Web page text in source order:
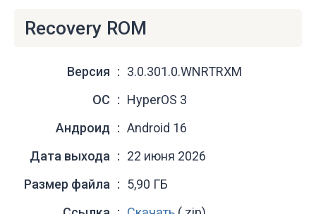
Recovery ROM
Версия
3.0.301.0.WNRTRXM
ОС
HyperOS 3
Андроид
Android 16
Дата выхода
22 июня 2026
Размер файла
5,90 ГБ